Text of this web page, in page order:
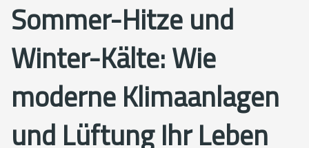
Sommer-Hitze und
Winter-Kälte: Wie
moderne Klimaanlagen
und Lüftung Ihr Leben